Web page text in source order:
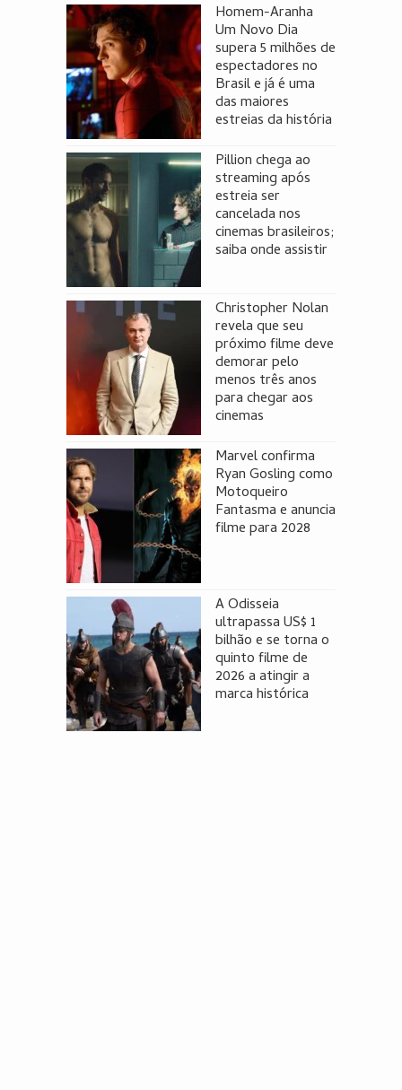
Homem-Aranha
Um Novo Dia
supera 5 milhões de
espectadores no
Brasil e já é uma
das maiores
estreias da história
Pillion chega ao
streaming após
estreia ser
cancelada nos
cinemas brasileiros;
saiba onde assistir
Christopher Nolan
revela que seu
próximo filme deve
demorar pelo
menos três anos
para chegar aos
cinemas
Marvel confirma
Ryan Gosling como
Motoqueiro
Fantasma e anuncia
filme para 2028
A Odisseia
ultrapassa US$ 1
bilhão e se torna o
quinto filme de
2026 a atingir a
marca histórica